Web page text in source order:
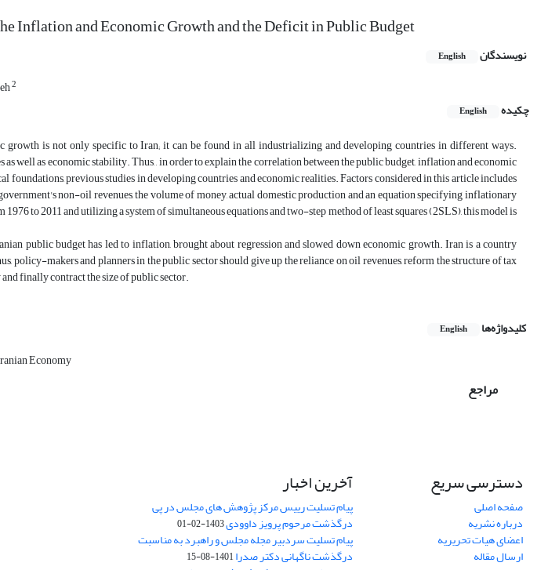
Inflation and Economic Growth and the Deficit in Public Budget
نویسندگان English
2
چکیده English
growth is not only specific to Iran; it can be found in all industrializing and developing countries in different ways.
well as economic stability. Thus, , in order to explain the correlation between the public budget, inflation and economic
foundations, previous studies in developing countries and economic realities. Factors considered in this article includes
non-oil revenues, the volume of money, actual domestic production and an equation specifying inflationary
to 2011 and utilizing a system of simultaneous equations and two-step method of least squares (2SLS), this model is
public budget has led to inflation, brought about regression and slowed down economic growth. Iran is a country
policy-makers and planners in the public sector should give up the reliance on oil revenues, reform the structure of tax
finally contract the size of public sector.
کلیدواژه‌ها English
Economy
مراجع
دسترسی سریع
صفحه اصلی
درباره نشریه
اعضای هیات تحریریه
ارسال مقاله
آخرین اخبار
پیام تسلیت رییس مرکز پژوهش های مجلس در پی
درگذشت مرحوم پرویز داوودی1403-02-01
پیام تسلیت سردبیر مجله مجلس و راهبرد به مناسبت
درگذشت ناگهانی دکتر صدرا1401-08-15